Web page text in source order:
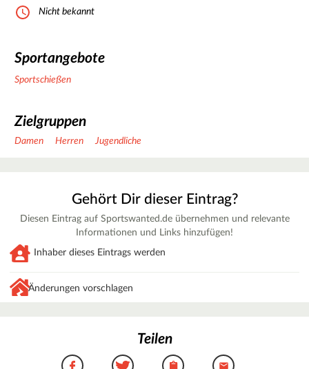
Nicht bekannt
Sportangebote
Sportschießen
Zielgruppen
Damen Herren Jugendliche
Gehört Dir dieser Eintrag?
Diesen Eintrag auf Sportswanted.de übernehmen und relevante
Informationen und Links hinzufügen!
Inhaber dieses Eintrags werden
Änderungen vorschlagen
Teilen